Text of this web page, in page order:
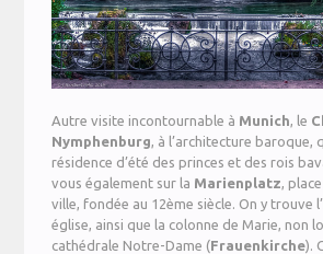
Autre visite incontournable à Munich , le
Nymphenburg , à l’architecture
résidence d’été des princes et des rois
vous également sur la Marienplatz ,
ville, fondée au 12ème siècle. On y trouve
église, ainsi que la colonne de Marie, non
cathédrale Notre-Dame (Frauenkirche).